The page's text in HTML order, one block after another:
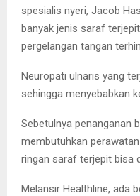
spesialis nyeri, Jacob
banyak jenis saraf
pergelangan tangan
Neuropati ulnaris yang
sehingga menyebabkan
Sebetulnya penanganan
membutuhkan
ringan saraf terjepit bisa
Melansir Healthline, ada